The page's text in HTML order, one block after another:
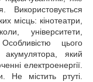
Використовується
місць: кінотеатри,
університети,
цього
акумулятора, який
електроенергії.
Не містить ртуті.